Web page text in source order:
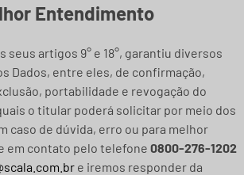
Entendimento
seus artigos 9° e 18°, garantiu diversos
Dados, entre eles, de confirmação,
portabilidade e revogação do
o titular poderá solicitar por meio dos
caso de dúvida, erro ou para melhor
em contato pelo telefone 0800-276-1202
e iremos responder da